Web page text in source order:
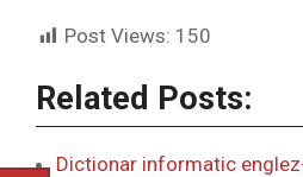
Post Views: 150
Related Posts:
Dictionar informatic